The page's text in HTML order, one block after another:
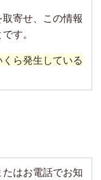
寄せ、この情報
す。
ら発生している
はお電話でお知